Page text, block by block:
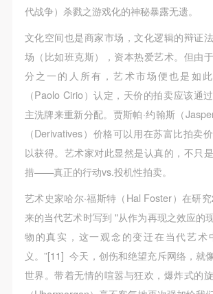
代战争）杀戮之游戏化的神秘暴露无遗。
文化空间也是商家市场，文化逻辑的辩证
场（比如班克斯），资本热爱艺术。但由
分之一的人所有，艺术市场便也是如
（Paolo Cirio）认定，天价的拍卖应该通
主洗牌来重新分配。贾斯帕·约翰斯（
（Derivatives）价格可以用在苏富比拍卖
以获得。艺术家对此显然是认真的，不只
措——真正的行动vs.投机性拍卖。
艺术史家哈尔·福斯特（Hal Foster）在研
来的当代艺术时写到 "从作为再现之效应的
物的真实，这一观念的变迁在当代艺术
义。”[11] 今天，创伤和绝望充斥网络，就
世界。带着无情的喧嚣与狂欢，爆炸式的